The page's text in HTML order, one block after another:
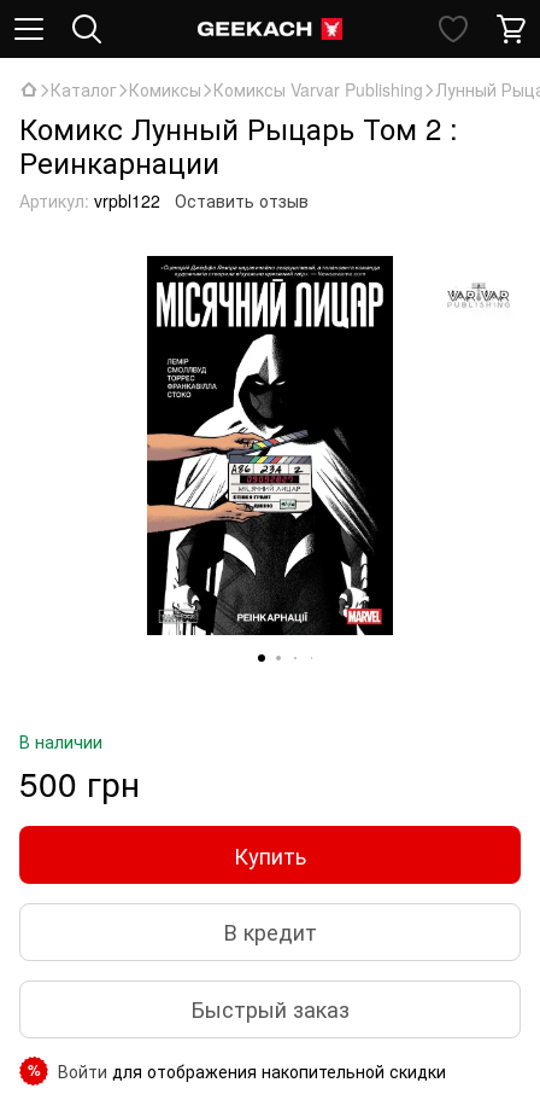
Каталог Комиксы Комиксы Varvar Publishing Лунный
Комикс Лунный Рыцарь Том 2 :
Реинкарнации
Артикул: vrpbl122 Оставить отзыв
В наличии
500 грн
Купить
В кредит
Быстрый заказ
% Войти для отображения накопительной скидки